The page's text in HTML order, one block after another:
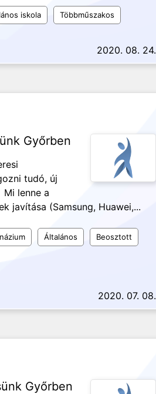
iskola Többműszakos
2020. 08. 24.
Győrben
tudó, új
lenne a
javítása (Samsung, Huawei,...
Általános Beosztott
2020. 07. 08.
Győrben